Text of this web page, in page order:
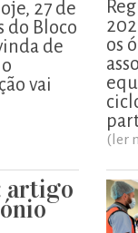
27 de
do Bloco
de
vai
os
(ler
artigo